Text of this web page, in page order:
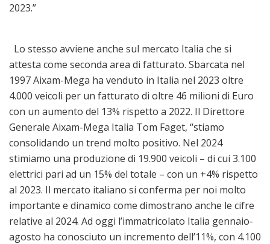
2023.”
Lo stesso avviene anche sul mercato Italia che si
attesta come seconda area di fatturato. Sbarcata nel
1997 Aixam-Mega ha venduto in Italia nel 2023 oltre
4.000 veicoli per un fatturato di oltre 46 milioni di Euro
con un aumento del 13% rispetto a 2022. Il Direttore
Generale Aixam-Mega Italia Tom Faget, “stiamo
consolidando un trend molto positivo. Nel 2024
stimiamo una produzione di 19.900 veicoli – di cui 3.100
elettrici pari ad un 15% del totale – con un +4% rispetto
al 2023. Il mercato italiano si conferma per noi molto
importante e dinamico come dimostrano anche le cifre
relative al 2024. Ad oggi l’immatricolato Italia gennaio-
agosto ha conosciuto un incremento dell’11%, con 4.100